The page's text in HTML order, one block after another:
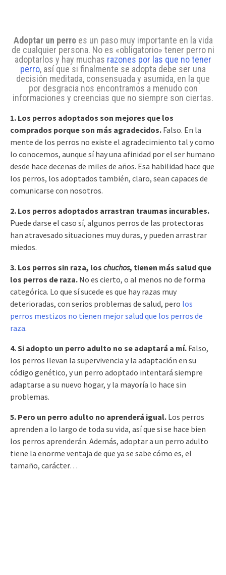
Adoptar un perroes un paso muy importante en la vida
de cualquier persona. No es «obligatorio» tener perro ni
adoptarlos y hay muchas razones por las que no tener
perro, así que si finalmente se adopta debe ser una
decisión meditada, consensuada y asumida, en la que
por desgracia nos encontramos a menudo con
informaciones y creencias que no siempre son ciertas.
1. Los perros adoptados son mejores que los
comprados porque son más agradecidos. Falso. En la
mente de los perros no existe el agradecimiento tal y como
lo conocemos, aunque sí hay una afinidad por el ser humano
desde hace decenas de miles de años. Esa habilidad hace que
los perros, los adoptados también, claro, sean capaces de
comunicarse con nosotros.
2. Los perros adoptados arrastran traumas incurables.
Puede darse el caso sí, algunos perros de las protectoras
han atravesado situaciones muy duras, y pueden arrastrar
miedos.
3. Los perros sin raza, los chuchos, tienen más salud que
los perros de raza. No es cierto, o al menos no de forma
categórica. Lo que sí sucede es que hay razas muy
deterioradas, con serios problemas de salud, pero los
perros mestizos no tienen mejor salud que los perros de
raza.
4. Si adopto un perro adulto no se adaptará a mí. Falso,
los perros llevan la supervivencia y la adaptación en su
código genético, y un perro adoptado intentará siempre
adaptarse a su nuevo hogar, y la mayoría lo hace sin
problemas.
5. Pero un perro adulto no aprenderá igual. Los perros
aprenden a lo largo de toda su vida, así que si se hace bien
los perros aprenderán. Además, adoptar a un perro adulto
tiene la enorme ventaja de que ya se sabe cómo es, el
tamaño, carácter…